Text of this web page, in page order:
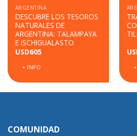
ARGENTINA
DESCUBRE LOS TESOROS
NATURALES DE
ARGENTINA: TALAMPAYA
E ISCHIGUALASTO
USD605
+ INFO
COMUNIDAD